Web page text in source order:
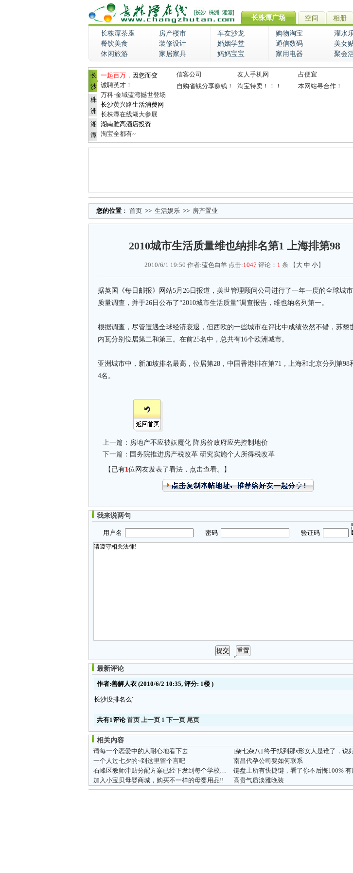
长株潭广场 空间 相册
长株潭茶座 房产楼市 车友沙龙 购物淘宝 灌水
餐饮美食
装修设计 婚姻学堂 通信数码 美女
休闲旅游
家居家具 妈妈宝宝 家用电器 聚会
长
沙
株
洲
湘
潭
一起百万 ，因您而变
诚聘英才！
万科·金域蓝湾撼世登场
长沙黄兴路生活消费网
长株潭在线湖大参展
湖南雅高酒店投资
淘宝全都有~
信客公司 友人手机网 占便宜
自购省钱分享赚钱！
淘宝特卖！！！ 本网站寻合作！
您的位置 ： 首页 >> 生活娱乐 >> 房产置业
2010城市生活质量维也纳排名第1 上海排第98
2010/6/1 19:50 作者:蓝色白羊 点击:1047 评论： 1 条 【 大 中 小】
据英国《每日邮报》网站5月26日报道，美世管理顾问公司进行了一年一度的全球城
质量调查，并于26日公布了“2010城市生活质量”调查报告，维也纳名列第一。
根据调查，尽管遭遇全球经济衰退，但西欧的一些城市在评比中成绩依然不错，苏黎
内瓦分别位居第二和第三。在前25名中，总共有16个欧洲城市。
亚洲城市中，新加坡排名最高，位居第28，中国香港排在第71，上海和北京分列第98
4名。
上一篇： 房地产不应被妖魔化 降房价政府应先控制地价
下一篇： 国务院推进房产税改革 研究实施个人所得税改革
【已有1位网友发表了看法，点击查看。】
我来说两句
用户名 密码 验证码
最新评论
作者:善解人衣 (2010/6/2 10:35, 评分: 1楼 )
长沙没排名么`
共有1评论首页 上一页 1 下一页 尾页
相关内容
请每一个恋爱中的人耐心地看下去
[杂七杂八]终于找到那s形女人是谁了，说好了有沟就
一个人过七夕的~到这里留个言吧
南昌代孕公司要如何联系
石峰区教师津贴分配方案已经下发到每个学校了！！！
键盘上所有快捷键，看了你不后悔100% 有
加入小宝贝母婴商城，购买不一样的母婴用品!!
高贵气质淡雅晚装